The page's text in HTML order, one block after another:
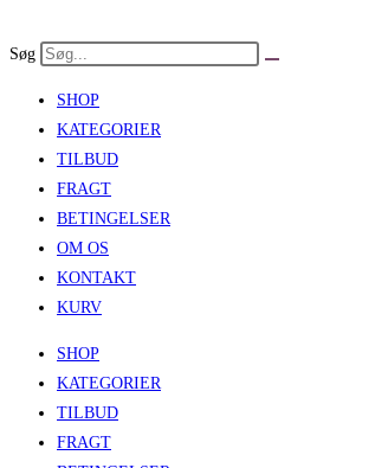
to
Søg
SHOP
KATEGORIER
TILBUD
FRAGT
BETINGELSER
OM OS
KONTAKT
KURV
SHOP
KATEGORIER
TILBUD
FRAGT